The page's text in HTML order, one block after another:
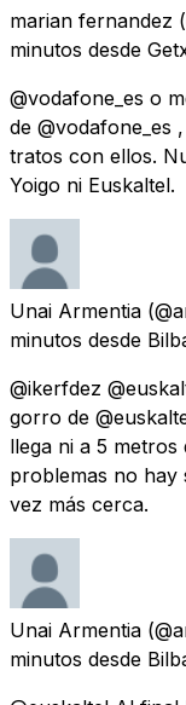
marian fernandez
minutos desde
@vodafone_es o
de @vodafone_es
tratos con ellos.
Yoigo ni Euskaltel.
Unai Armentia
minutos desde
@ikerfdez
gorro de
llega ni a 5
problemas no hay
vez más cerca.
Unai Armentia
minutos desde